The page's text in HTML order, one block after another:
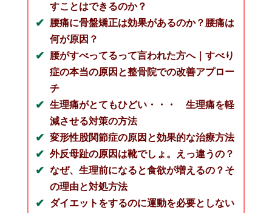
すことはできるのか？
腰痛に骨盤矯正は効果があるのか？腰痛は
何が原因？
腰がすべってるって言われた方へ｜すべり
症の本当の原因と整骨院での改善アプロー
チ
生理痛がとてもひどい・・・ 生理痛を軽
減させる対策の方法
変形性股関節症の原因と効果的な治療方法
外反母趾の原因は靴でしょ。えっ違うの？
なぜ、生理前になると食欲が増えるの？そ
の理由と対処方法
ダイエットをするのに運動を必要としない